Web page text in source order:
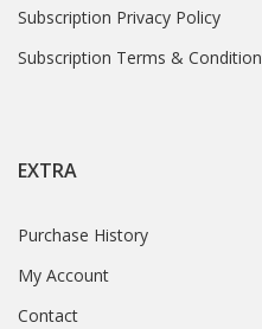
Subscription Privacy Policy
Subscription Terms & Condition
EXTRA
Purchase History
My Account
Contact